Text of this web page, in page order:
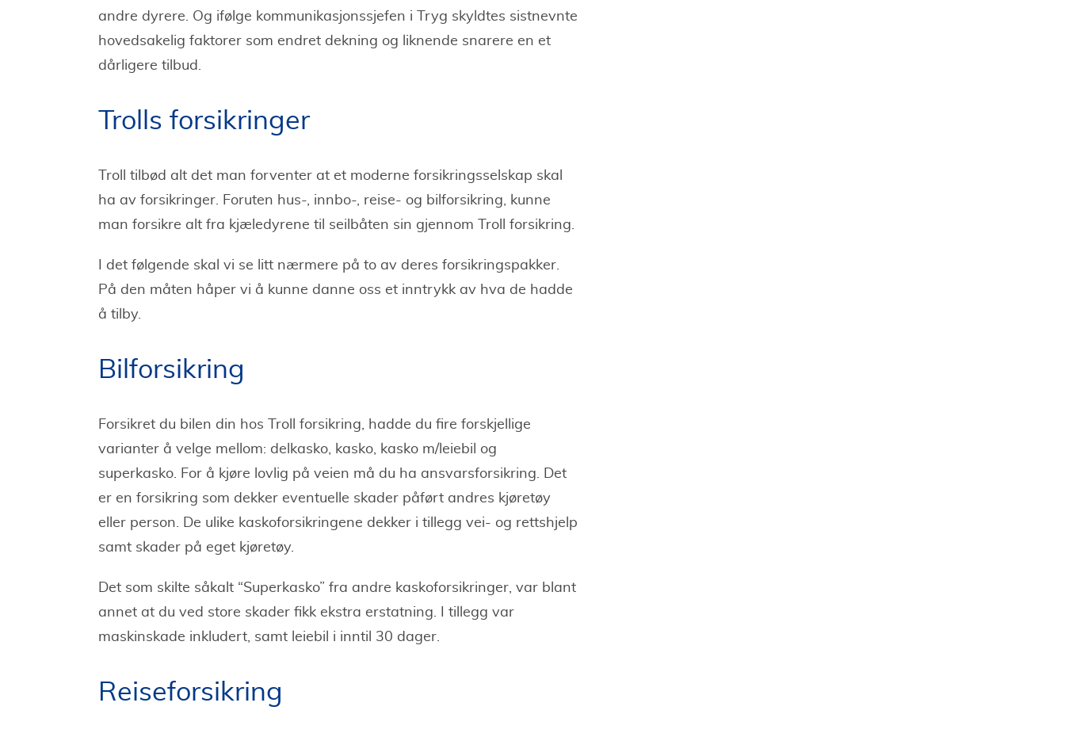
andre dyrere. Og ifølge kommunikasjonssjefen i Tryg skyldtes sistnevnte
hovedsakelig faktorer som endret dekning og liknende snarere en et
dårligere tilbud.
Trolls forsikringer
Troll tilbød alt det man forventer at et moderne forsikringsselskap skal
ha av forsikringer. Foruten hus-, innbo-, reise- og bilforsikring, kunne
man forsikre alt fra kjæledyrene til seilbåten sin gjennom Troll forsikring.
I det følgende skal vi se litt nærmere på to av deres forsikringspakker.
På den måten håper vi å kunne danne oss et inntrykk av hva de hadde
å tilby.
Bilforsikring
Forsikret du bilen din hos Troll forsikring, hadde du fire forskjellige
varianter å velge mellom: delkasko, kasko, kasko m/leiebil og
superkasko. For å kjøre lovlig på veien må du ha ansvarsforsikring. Det
er en forsikring som dekker eventuelle skader påført andres kjøretøy
eller person. De ulike kaskoforsikringene dekker i tillegg vei- og rettshjelp
samt skader på eget kjøretøy.
Det som skilte såkalt “Superkasko” fra andre kaskoforsikringer, var blant
annet at du ved store skader fikk ekstra erstatning. I tillegg var
maskinskade inkludert, samt leiebil i inntil 30 dager.
Reiseforsikring